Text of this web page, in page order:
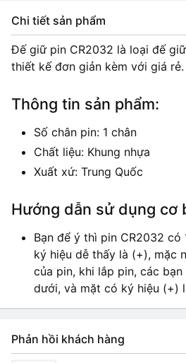
Chi tiết sản phẩm
Đế giữ pin CR2032 là loại đế
thiết kế đơn giản kèm với giá rẻ.
Thông tin sản phẩm:
Số chân pin: 1 chân
Chất liệu: Khung nhựa
Xuất xứ: Trung Quốc
Hướng dẫn sử dụng cơ
Bạn để ý thì pin CR2032 có
ký hiệu dễ thấy là (+), mặc
của pin, khi lắp pin, các
dưới, và mặt có ký hiệu (+)
Phản hồi khách hàng